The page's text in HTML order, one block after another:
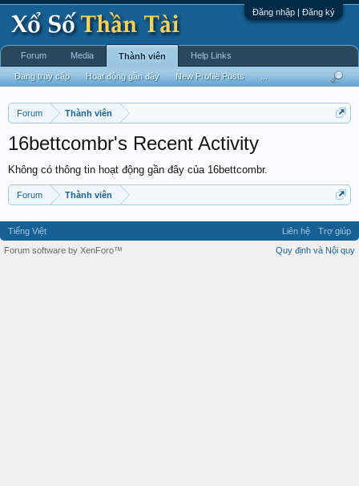
Đăng nhập | Đăng ký
Forum Thành viên
16bettcombr's Recent Activity
Không có thông tin hoạt động gần đây của 16bettcombr.
Forum Thành viên
Forum Media Thành viên
Đang truy cập Hoạt động gần đây New Profile Posts
Help Links
Tiếng Việt Liên hệ
Trợ giúp
Quy định và Nội quy
Forum software by XenForo™